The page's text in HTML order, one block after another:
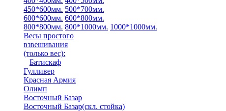
450*600мм. 500*700мм.
600*600мм. 600*800мм.
800*800мм. 800*1000мм. 1000*1000мм.
Весы простого
взвешивания
(только вес):
Батискаф
Гулливер
Красная Армия
Олимп
Восточный Базар
Восточный Базар(скл. стойка)